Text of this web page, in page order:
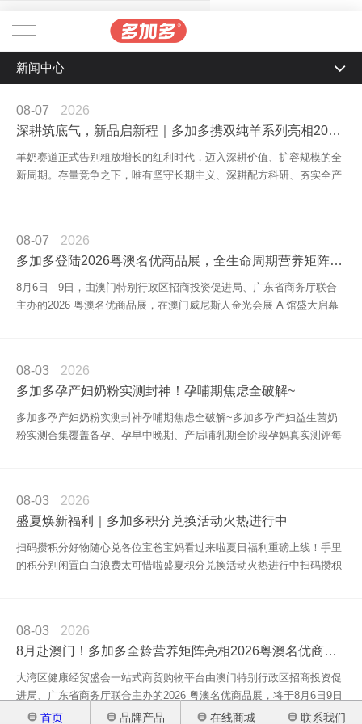
新闻中心
公司新闻
产品资讯
08-07
2026
深耕筑底气，新品启新程｜多加多携双纯羊系列亮相2026中国
羊奶赛道正式告别粗放增长的红利时代，迈入深耕价值、扩容规模的全
新周期。存量竞争之下，唯有坚守长期主义、深耕配方科研、夯实全产
08-07
2026
多加多登陆2026粤澳名优商品展，全生命周期营养矩阵绽放澳
8月6日 - 9日，由澳门特别行政区招商投资促进局、广东省商务厅联合
主办的2026 粤澳名优商品展，在澳门威尼斯人金光会展 A 馆盛大启幕
08-03
2026
多加多孕产妇奶粉实测封神！孕哺期焦虑全破解~
多加多孕产妇奶粉实测封神孕哺期焦虑全破解~多加多孕产妇益生菌奶
粉实测合集覆盖备孕、孕早中晚期、产后哺乳期全阶段孕妈真实测评每
08-03
2026
盛夏焕新福利｜多加多积分兑换活动火热进行中
扫码攒积分好物随心兑各位宝爸宝妈看过来啦夏日福利重磅上线！手里
的积分别闲置白白浪费太可惜啦盛夏积分兑换活动火热进行中扫码攒积
08-03
2026
8月赴澳门！多加多全龄营养矩阵亮相2026粤澳名优商品展
大湾区健康经贸盛会一站式商贸购物平台由澳门特别行政区招商投资促
进局、广东省商务厅联合主办的2026 粤澳名优商品展，将于8月6日9日
在澳
首页
品牌产品
贝思高
益全
孕产妇奶粉
关于我们
荣誉资质
首页 品牌产品 在线商城 联系我们